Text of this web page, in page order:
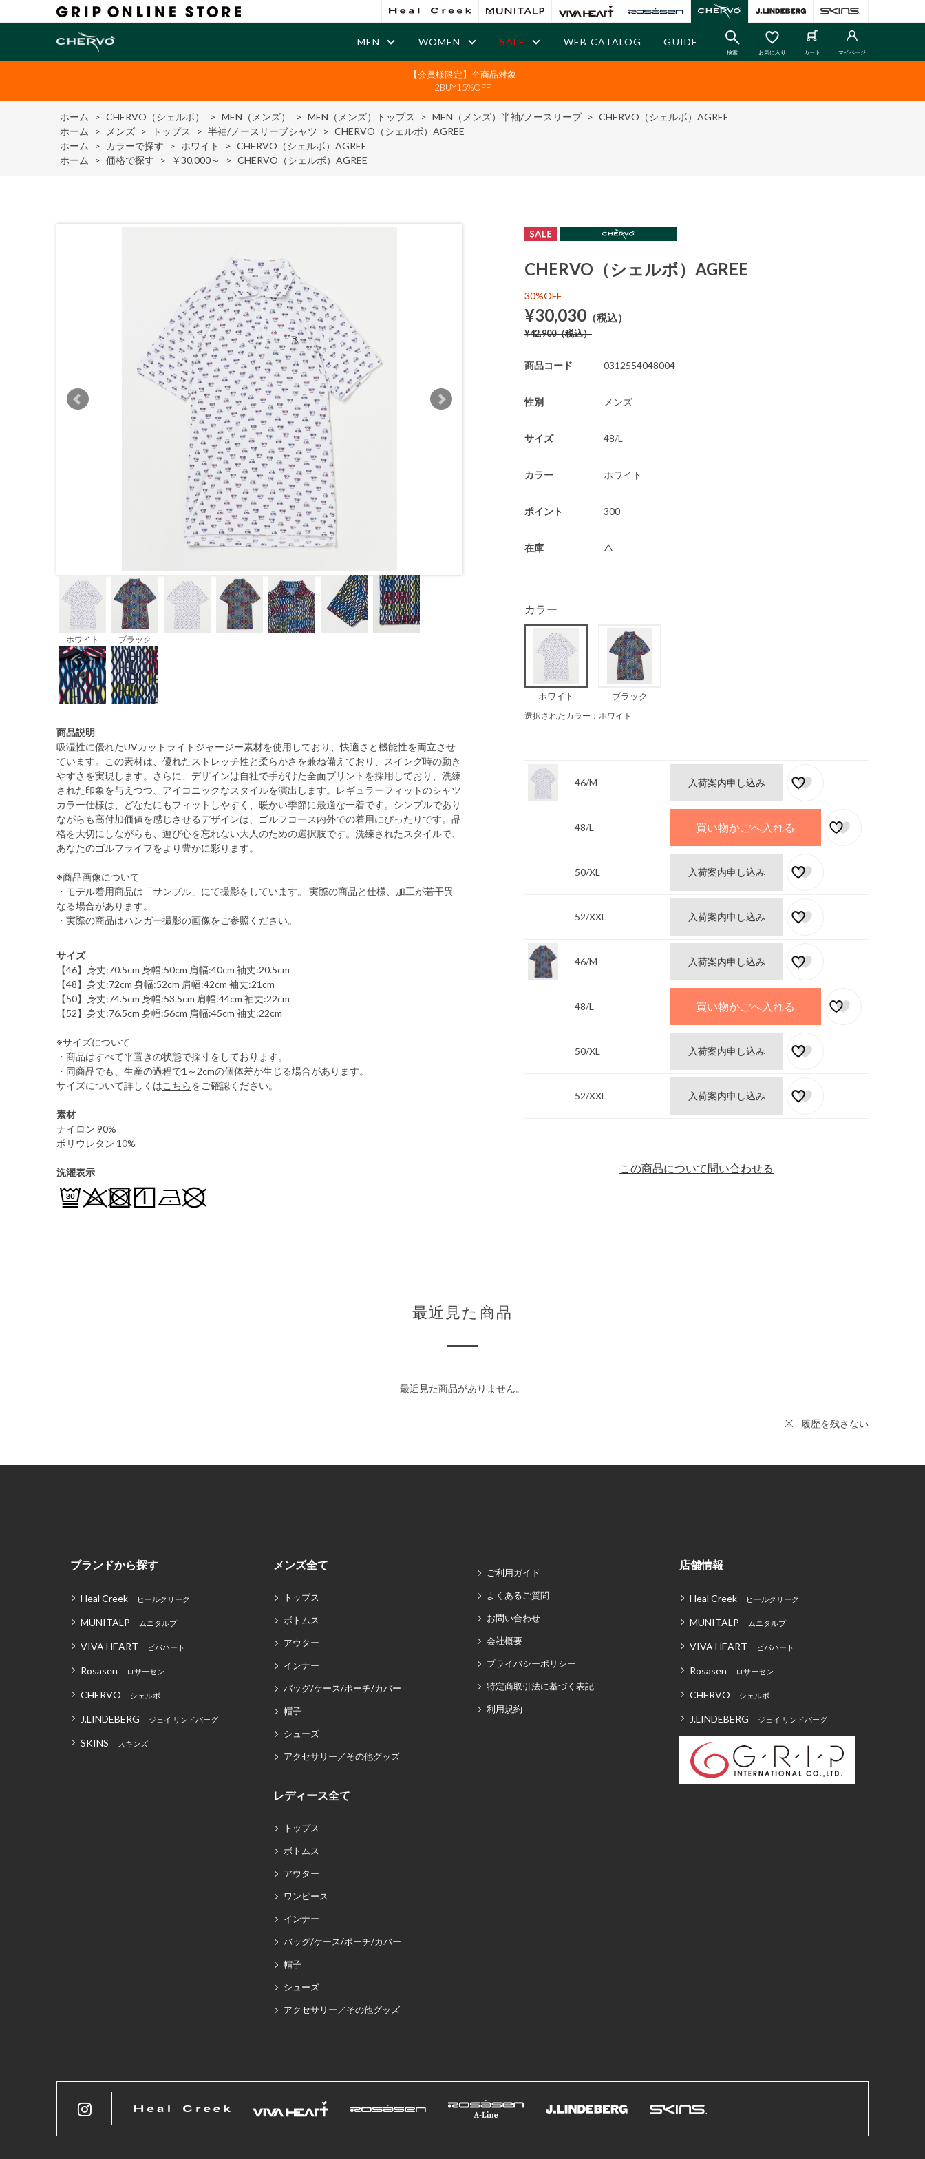
MEN WOMEN SALE WEB CATALOG GUIDE
検索 お気に入り カート マイページ
【会員様限定】全商品対象
2BUY15%OFF
ホーム > CHERVO（シェルボ） > MEN（メンズ） > MEN（メンズ）トップス > MEN（メンズ）半袖/ノースリーブ > CHERVO（シェルボ）AGREE
ホーム
> メンズ > トップス > 半袖/ノースリーブシャツ > CHERVO（シェルボ）AGREE
ホーム
> カラーで探す > ホワイト > CHERVO（シェルボ）AGREE
ホーム
> 価格で探す > ￥30,000～ > CHERVO（シェルボ）AGREE
ホワイト ブラック
商品説明
吸湿性に優れたUVカットライトジャージー素材を使用しており、快適さと機能性を両立させ
ています。この素材は、優れたストレッチ性と柔らかさを兼ね備えており、スイング時の動き
やすさを実現します。さらに、デザインは自社で手がけた全面プリントを採用しており、洗練
された印象を与えつつ、アイコニックなスタイルを演出します。レギュラーフィットのシャツ
カラー仕様は、どなたにもフィットしやすく、暖かい季節に最適な一着です。シンプルであり
ながらも高付加価値を感じさせるデザインは、ゴルフコース内外での着用にぴったりです。品
格を大切にしながらも、遊び心を忘れない大人のための選択肢です。洗練されたスタイルで、
あなたのゴルフライフをより豊かに彩ります。
※商品画像について
・モデル着用商品は「サンプル」にて撮影をしています。 実際の商品と仕様、加工が若干異
なる場合があります。
・実際の商品はハンガー撮影の画像をご参照ください。
サイズ
【46】身丈:70.5cm 身幅:50cm 肩幅:40cm 袖丈:20.5cm
【48】身丈:72cm 身幅:52cm 肩幅:42cm 袖丈:21cm
【50】身丈:74.5cm 身幅:53.5cm 肩幅:44cm 袖丈:22cm
【52】身丈:76.5cm 身幅:56cm 肩幅:45cm 袖丈:22cm
※サイズについて
・商品はすべて平置きの状態で採寸をしております。
・同商品でも、生産の過程で1～2cmの個体差が生じる場合があります。
サイズについて詳しくはこちらをご確認ください。
素材
ナイロン 90%
ポリウレタン 10%
洗濯表示
CHERVO（シェルボ）AGREE
30%OFF
¥30,030 （税込）
¥42,900（税込）
商品コード 0312554048004
性別 メンズ
サイズ 48/L
カラー ホワイト
ポイント 300
在庫 △
カラー
ホワイト ブラック
選択されたカラー：ホワイト
46/M 入荷案内申し込み
48/L 買い物かごへ入れる
50/XL 入荷案内申し込み
52/XXL 入荷案内申し込み
46/M 入荷案内申し込み
48/L 買い物かごへ入れる
50/XL 入荷案内申し込み
52/XXL 入荷案内申し込み
この商品について問い合わせる
最近見た商品
最近見た商品がありません。
履歴を残さない
ブランドから探す
Heal Creek ヒールクリーク
MUNITALP ムニタルプ
VIVA HEART ビバハート
Rosasen ロサーセン
CHERVO シェルボ
J.LINDEBERG ジェイ リンドバーグ
SKINS スキンズ
メンズ全て
トップス
ボトムス
アウター
インナー
バッグ/ケース/ポーチ/カバー
帽子
シューズ
アクセサリー／その他グッズ
レディース全て
トップス
ボトムス
アウター
ワンピース
インナー
バッグ/ケース/ポーチ/カバー
帽子
シューズ
アクセサリー／その他グッズ
ご利用ガイド
よくあるご質問
お問い合わせ
会社概要
プライバシーポリシー
特定商取引法に基づく表記
利用規約
店舗情報
Heal Creek ヒールクリーク
MUNITALP ムニタルプ
VIVA HEART ビバハート
Rosasen ロサーセン
CHERVO シェルボ
J.LINDEBERG ジェイ リンドバーグ